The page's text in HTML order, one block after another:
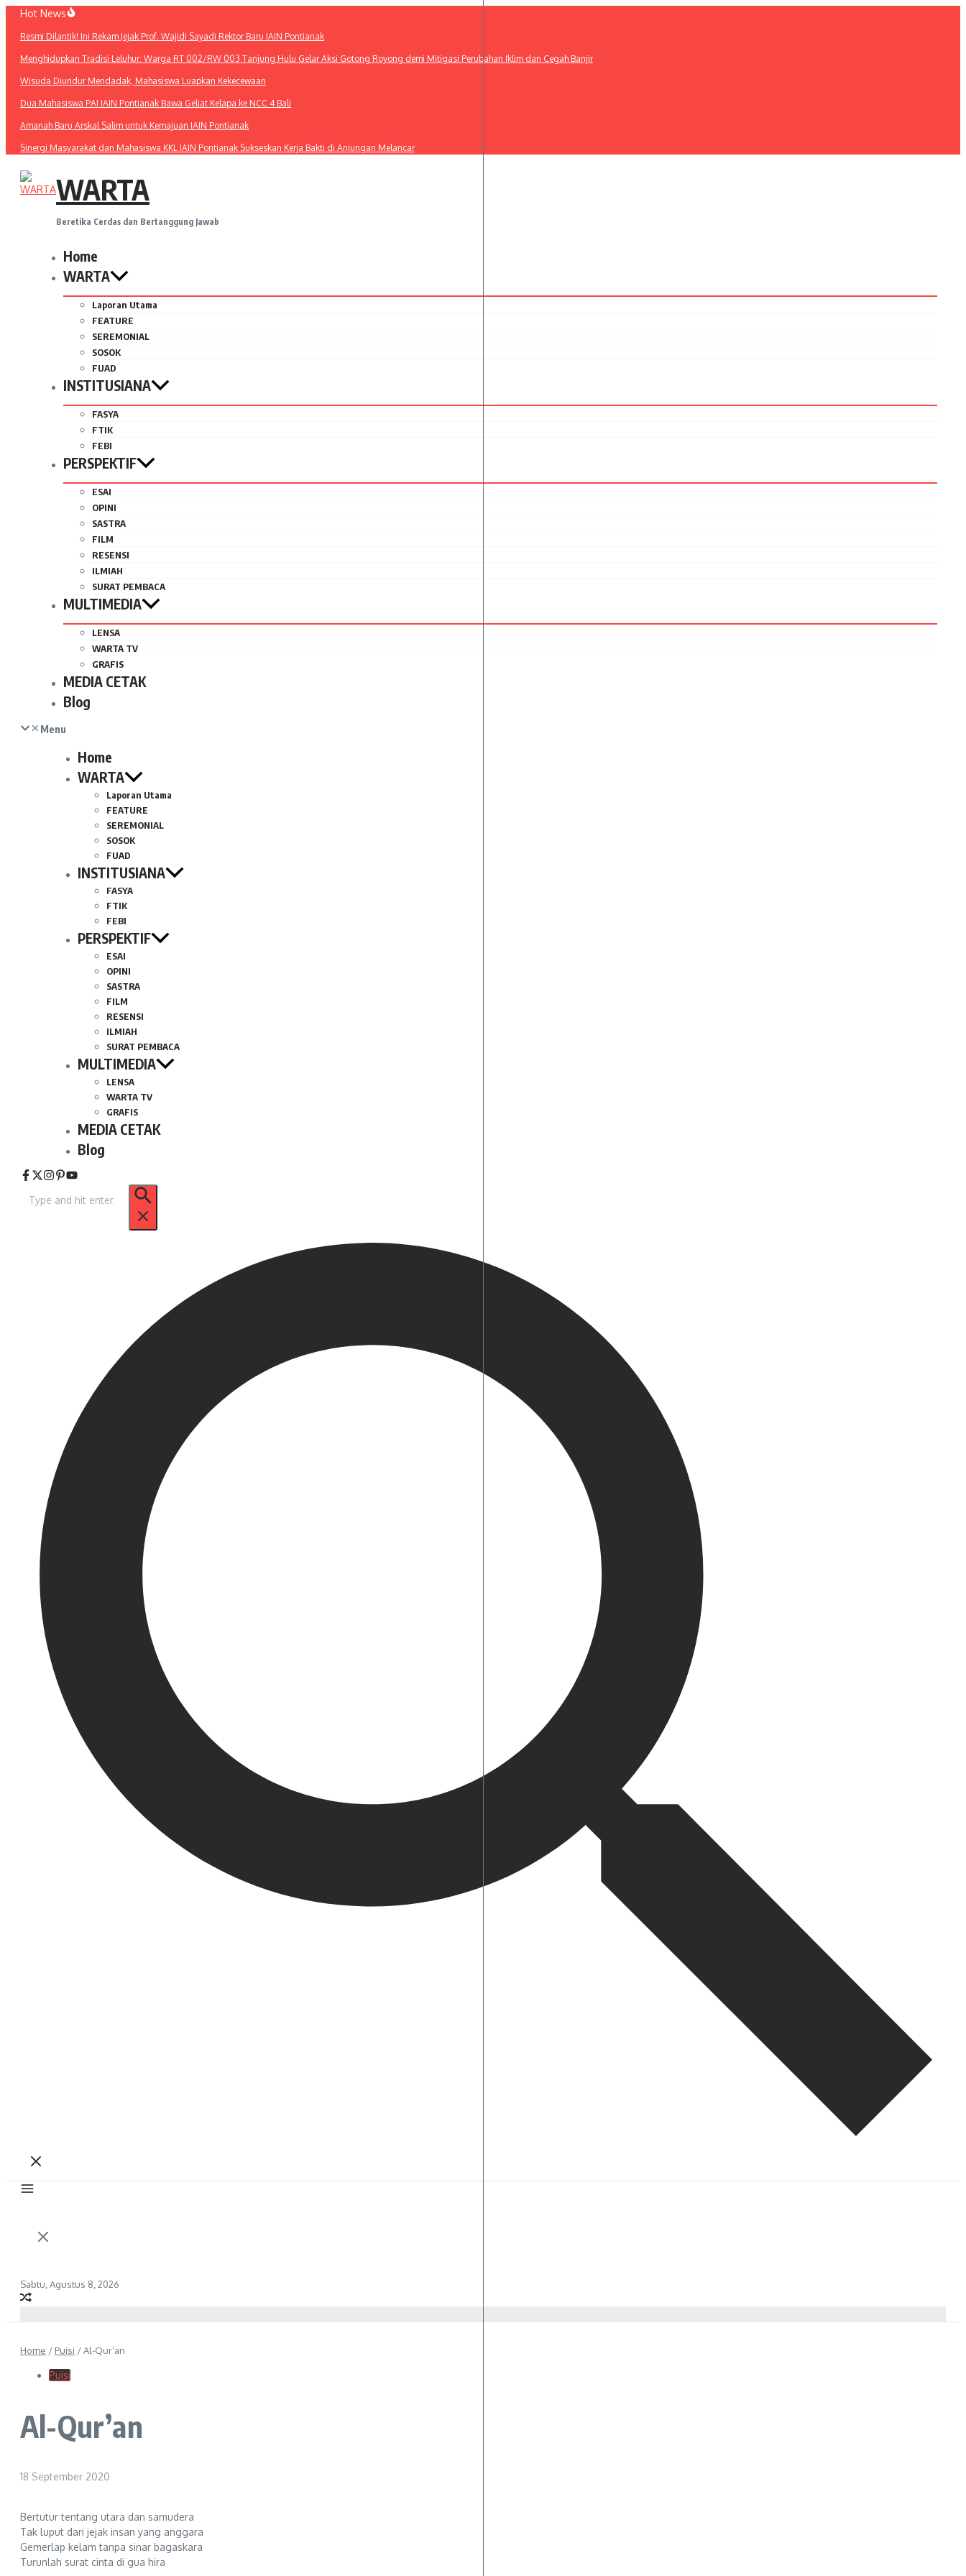
Lewati
konten
Hot News
Resmi Dilantik! Ini Rekam Jejak Prof. Wajidi Sayadi Rektor Baru IAIN Pontianak
Menghidupkan Tradisi Leluhur: Warga RT 002/RW 003 Tanjung Hulu Gelar Aksi Gotong Royong demi Mitigasi Perubahan Iklim dan Cegah Banjir
Wisuda Diundur Mendadak, Mahasiswa Luapkan Kekecewaan
Dua Mahasiswa PAI IAIN Pontianak Bawa Geliat Kelapa ke NCC 4 Bali
Amanah Baru Arskal Salim untuk Kemajuan IAIN Pontianak
Sinergi Masyarakat dan Mahasiswa KKL IAIN Pontianak Sukseskan Kerja Bakti di Anjungan Melancar
WARTA
Beretika Cerdas dan Bertanggung Jawab
Home
WARTA
Laporan Utama
FEATURE
SEREMONIAL
SOSOK
FUAD
INSTITUSIANA
FASYA
FTIK
FEBI
PERSPEKTIF
ESAI
OPINI
SASTRA
FILM
RESENSI
ILMIAH
SURAT PEMBACA
MULTIMEDIA
LENSA
WARTA TV
GRAFIS
MEDIA CETAK
Blog
Menu
Home
WARTA
Laporan Utama
FEATURE
SEREMONIAL
SOSOK
FUAD
INSTITUSIANA
FASYA
FTIK
FEBI
PERSPEKTIF
ESAI
OPINI
SASTRA
FILM
RESENSI
ILMIAH
SURAT PEMBACA
MULTIMEDIA
LENSA
WARTA TV
GRAFIS
MEDIA CETAK
Blog
untuk:
Sabtu, Agustus 8, 2026
Home / Puisi /Al-Qur’an
Puisi
Al-Qur’an
18 September 2020
Bertutur tentang utara dan samudera
Tak luput dari jejak insan yang anggara
Gemerlap kelam tanpa sinar bagaskara
Turunlah surat cinta di gua hira